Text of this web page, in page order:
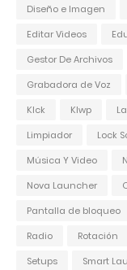
Diseño e Imagen
Editar Videos
Gestor De Archivos
Grabadora de Voz
Klck
Klwp
Limpiador
Lock
Música Y Video
Nova Launcher
Pantalla de bloqueo
Radio
Rotación
Setups
Smart